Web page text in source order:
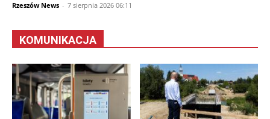
KOMUNIKACJA
Autobusy Inwestycje